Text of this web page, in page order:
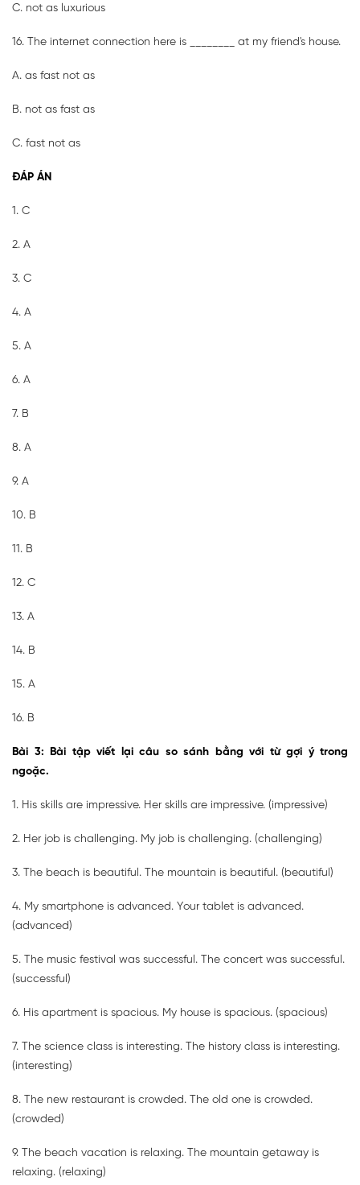
C. not as luxurious
16. The internet connection here is ________ at my friend's house.
A. as fast not as
B. not as fast as
C. fast not as
ĐÁP ÁN
1. C
2. A
3. C
4. A
5. A
6. A
7. B
8. A
9. A
10. B
11. B
12. C
13. A
14. B
15. A
16. B
Bài 3: Bài tập viết lại câu so sánh bằng với từ gợi ý trong
ngoặc.
1. His skills are impressive. Her skills are impressive. (impressive)
2. Her job is challenging. My job is challenging. (challenging)
3. The beach is beautiful. The mountain is beautiful. (beautiful)
4. My smartphone is advanced. Your tablet is advanced.
(advanced)
5. The music festival was successful. The concert was successful.
(successful)
6. His apartment is spacious. My house is spacious. (spacious)
7. The science class is interesting. The history class is interesting.
(interesting)
8. The new restaurant is crowded. The old one is crowded.
(crowded)
9. The beach vacation is relaxing. The mountain getaway is
relaxing. (relaxing)